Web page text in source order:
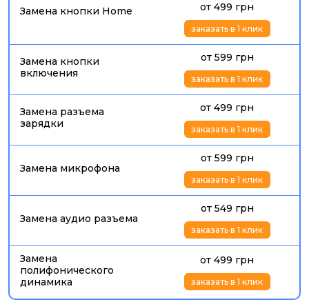
Замена кнопки Home от 499 грн
заказать в 1 клик
Замена кнопки
включения
от 599 грн
заказать в 1 клик
Замена разъема
зарядки
от 499 грн
заказать в 1 клик
Замена микрофона
от 599 грн
заказать в 1 клик
Замена аудио разъема
от 549 грн
заказать в 1 клик
Замена
полифонического
динамика
от 499 грн
заказать в 1 клик